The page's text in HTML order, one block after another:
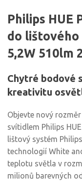
Philips HUE
do lištového
5,2W 510lm
Chytré bodové
kreativitu
Objevte nový
svítidlem Philips
lištový systém
technologií White
teplotu světla v
milionů barevných